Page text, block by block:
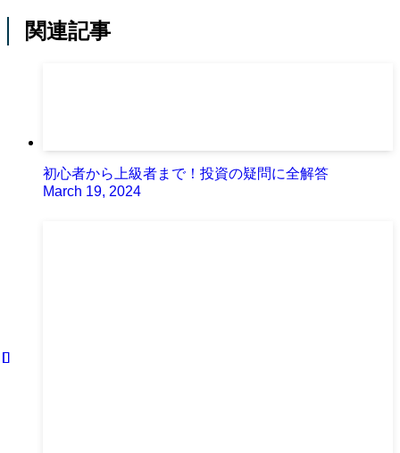
関連記事
初心者から上級者まで！投資の疑問に全解答
March 19, 2024